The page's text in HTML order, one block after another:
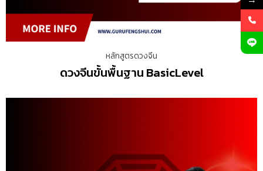
หลักสูตรดวงจีน
ดวงจีนขั้นพื้นฐาน BasicLevel